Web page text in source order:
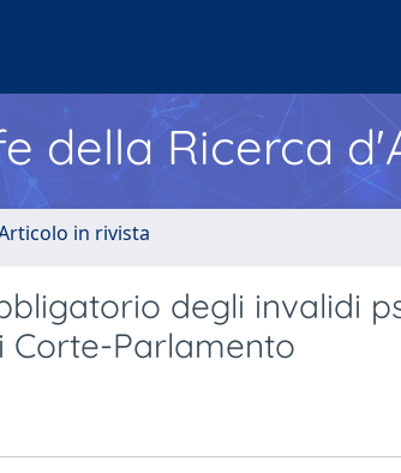
della Ricerca
in rivista
degli invalidi
Parlamento